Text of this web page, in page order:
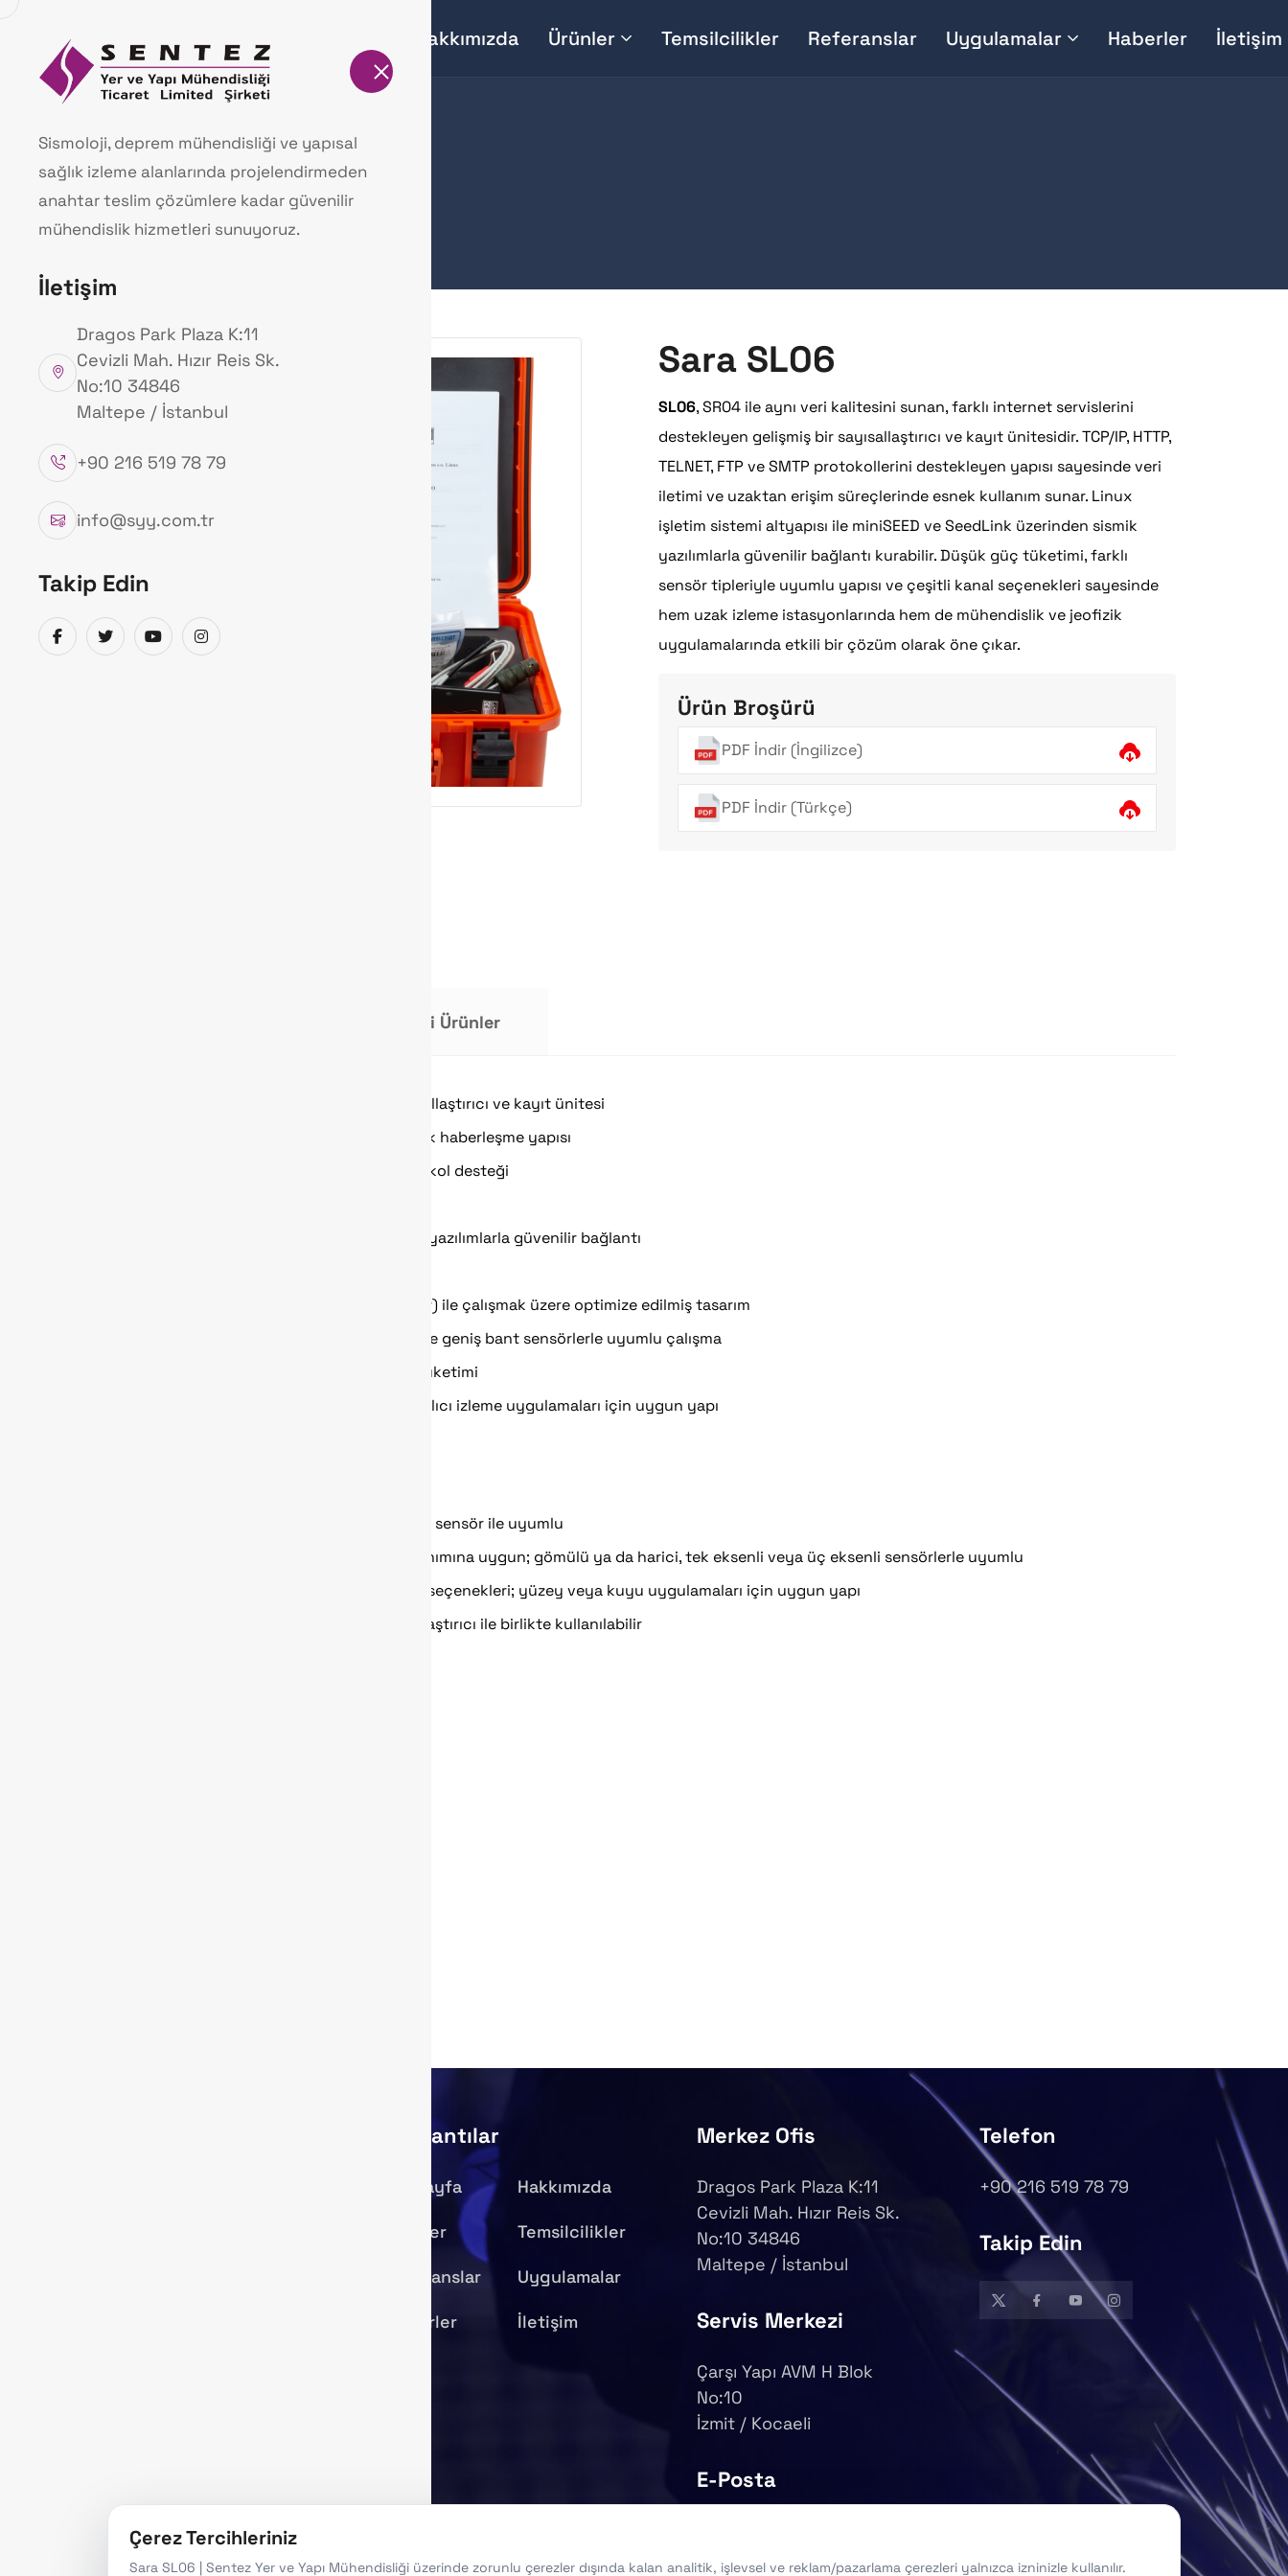
Hakkımızda Ürünler Temsilcilikler Referanslar Uygulamalar Haberler İletişim
Sismoloji, deprem mühendisliği ve yapısal
sağlık izleme alanlarında projelendirmeden
anahtar teslim çözümlere kadar güvenilir
mühendislik hizmetleri sunuyoruz.
İletişim
Dragos Park Plaza K:11
Cevizli Mah. Hızır Reis Sk.
No:10 34846
Maltepe / İstanbul
+90 216 519 78 79
info@syy.com.tr
Takip Edin
Ürünlerimiz
AnasayfaÜrünlerimiz
Sara SL06
SL06, SR04 ile aynı veri kalitesini sunan, farklı internet servislerini
destekleyen gelişmiş bir sayısallaştırıcı ve kayıt ünitesidir. TCP/IP, HTTP,
TELNET, FTP ve SMTP protokollerini destekleyen yapısı sayesinde veri
iletimi ve uzaktan erişim süreçlerinde esnek kullanım sunar. Linux
işletim sistemi altyapısı ile miniSEED ve SeedLink üzerinden sismik
yazılımlarla güvenilir bağlantı kurabilir. Düşük güç tüketimi, farklı
sensör tipleriyle uyumlu yapısı ve çeşitli kanal seçenekleri sayesinde
hem uzak izleme istasyonlarında hem de mühendislik ve jeofizik
uygulamalarında etkili bir çözüm olarak öne çıkar.
Ürün Broşürü
PDF İndir (İngilizce)
PDF İndir (Türkçe)
İlişkili Ürünler
SR04 ile aynı veri kalitesini sunan sayısallaştırıcı ve kayıt ünitesi
Farklı internet servisleri ile uyumlu esnek haberleşme yapısı
TCP/IP, HTTP, TELNET, FTP ve SMTP protokol desteği
miniSEED ve SeedLink üzerinden sismik yazılımlarla güvenilir bağlantı
Elektrodinamik sensörler (velosimetreler) ile çalışmak üzere optimize edilmiş tasarım
Üçüncü taraf force-balance sensörler ve geniş bant sensörlerle uyumlu çalışma
3 kanallı versiyonda yalnızca 3 W güç tüketimi
Sınırlı enerji altyapısına sahip uzak ve kalıcı izleme uygulamaları için uygun yapı
SS-08 geniş bant sensör ile uyumlu
Yüzey veya kuyu kullanımına uygun; gömülü ya da harici, tek eksenli veya üç eksenli sensörlerle uyumlu
4, 6, 8, 9 ve 12 kanal seçenekleri; yüzey veya kuyu uygulamaları için uygun yapı
SR04 veya başka bir sayısallaştırıcı ile birlikte kullanılabilir
Beri
Bağlantılar
Anasayfa Hakkımızda
Ürünler Temsilcilikler
Referanslar Uygulamalar
Haberler İletişim
Merkez Ofis
Dragos Park Plaza K:11
Cevizli Mah. Hızır Reis Sk.
No:10 34846
Maltepe / İstanbul
Servis Merkezi
Çarşı Yapı AVM H Blok
No:10
İzmit / Kocaeli
E-Posta
Telefon
+90 216 519 78 79
Takip Edin
Çerez Tercihleriniz
Sara SL06 | Sentez Yer ve Yapı Mühendisliği üzerinde zorunlu çerezler dışında kalan analitik, işlevsel ve reklam/pazarlama çerezleri yalnızca izninizle kullanılır.